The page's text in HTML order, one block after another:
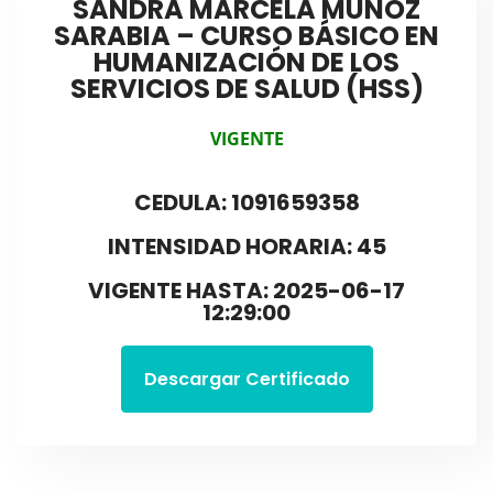
SANDRA MARCELA MUÑOZ
SARABIA – CURSO BÁSICO EN
HUMANIZACIÓN DE LOS
SERVICIOS DE SALUD (HSS)
VIGENTE
CEDULA: 1091659358
INTENSIDAD HORARIA: 45
VIGENTE HASTA: 2025-06-17
12:29:00
Descargar Certificado